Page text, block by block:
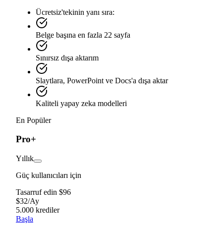
Ücretsiz'tekinin yanı sıra:
Belge başına en fazla 22 sayfa
Sınırsız dışa aktarım
Slaytlara, PowerPoint ve Docs'a dışa aktar
Kaliteli yapay zeka modelleri
En Popüler
Pro+
Yıllık
Güç kullanıcıları için
Tasarruf edin $96
$32/Ay
5.000 krediler
Başla